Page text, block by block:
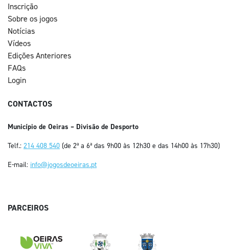
Inscrição
Sobre os jogos
Notícias
Vídeos
Edições Anteriores
FAQs
Login
CONTACTOS
Município de Oeiras – Divisão de Desporto
Telf.: 214 408 540 (de 2ª a 6ª das 9h00 às 12h30 e das 14h00 às 17h30)
E-mail: info@jogosdeoeiras.pt
PARCEIROS